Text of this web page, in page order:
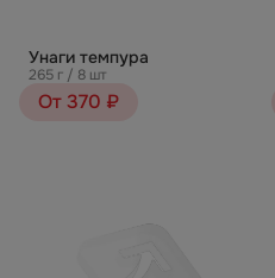
Унаги темпура
265 г / 8 шт
От 370 ₽